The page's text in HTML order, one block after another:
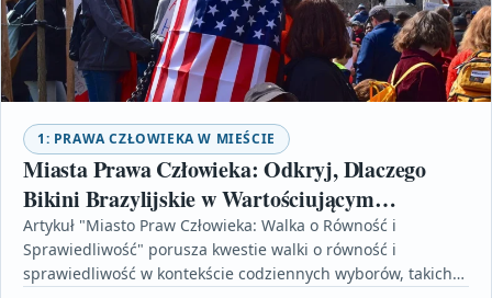
1: PRAWA CZŁOWIEKA W MIEŚCIE
Miasta Prawa Człowieka: Odkryj, Dlaczego
Bikini Brazylijskie w Wartościującym
Środowisku Występuje!
Artykuł "Miasto Praw Człowieka: Walka o Równość i
Sprawiedliwość" porusza kwestie walki o równość i
sprawiedliwość w kontekście codziennych wyborów, takich